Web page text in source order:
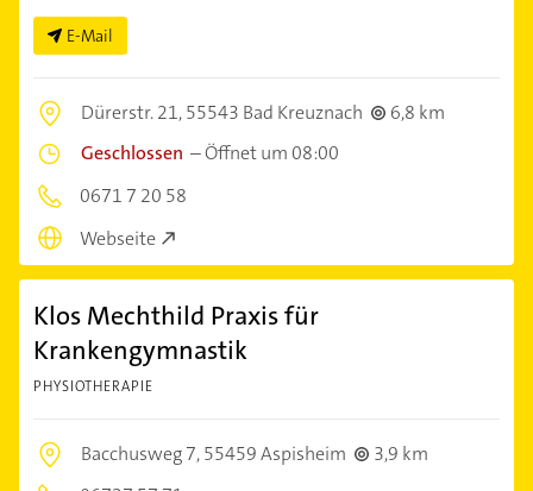
E-Mail
Dürerstr. 21,55543 Bad Kreuznach
6,8 km
Geschlossen –Öffnet um 08:00
0671 7 20 58
Webseite
Klos Mechthild Praxis für
Krankengymnastik
PHYSIOTHERAPIE
Bacchusweg 7,55459 Aspisheim
3,9 km